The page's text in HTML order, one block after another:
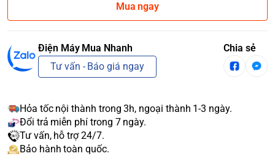
Mua ngay
Điện Máy Mua Nhanh
Tư vấn - Báo giá ngay
Chia sẻ
Hỏa tốc nội thành trong 3h, ngoại thành 1-3 ngày.
Đổi trả miễn phí trong 7 ngày.
Tư vấn, hỗ trợ 24/7.
Bảo hành toàn quốc.